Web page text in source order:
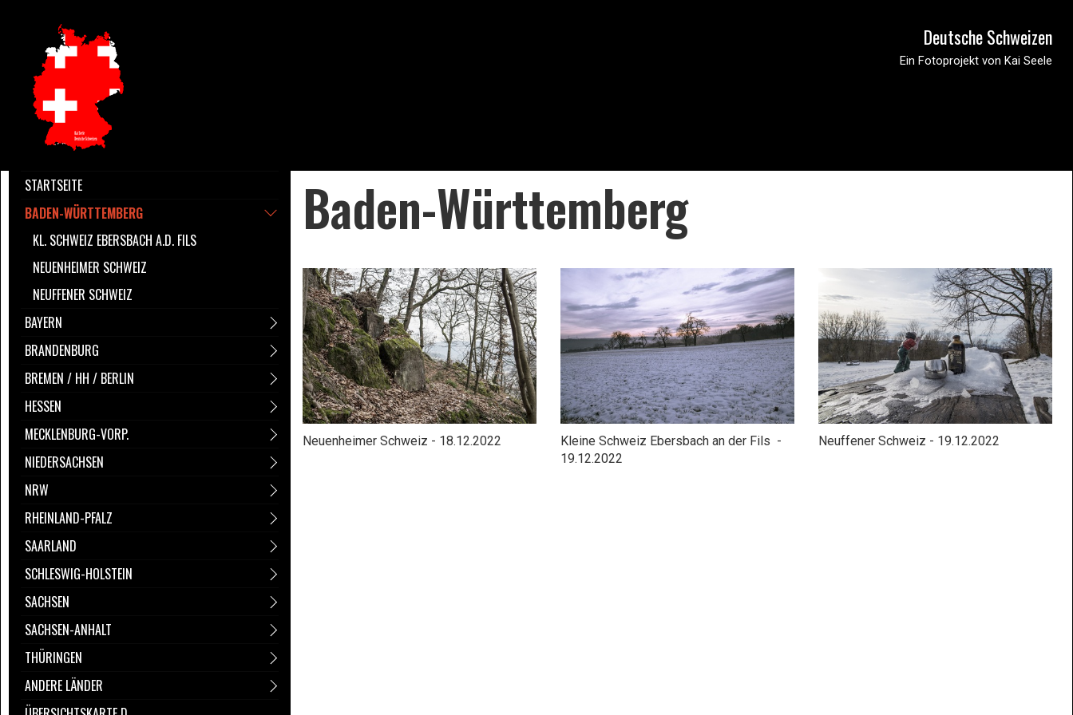
Deutsche Schweizen
Ein Fotoprojekt von Kai Seele
STARTSEITE
BADEN-WÜRTTEMBERG
KL. SCHWEIZ EBERSBACH A.D. FILS
NEUENHEIMER SCHWEIZ
NEUFFENER SCHWEIZ
BAYERN
BRANDENBURG
BREMEN / HH / BERLIN
HESSEN
MECKLENBURG-VORP.
NIEDERSACHSEN
NRW
RHEINLAND-PFALZ
SAARLAND
SCHLESWIG-HOLSTEIN
SACHSEN
SACHSEN-ANHALT
THÜRINGEN
ANDERE LÄNDER
Baden-Württemberg
Neuenheimer Schweiz - 18.12.2022
Kleine Schweiz Ebersbach an der Fils -
19.12.2022
Neuffener Schweiz - 19.12.2022